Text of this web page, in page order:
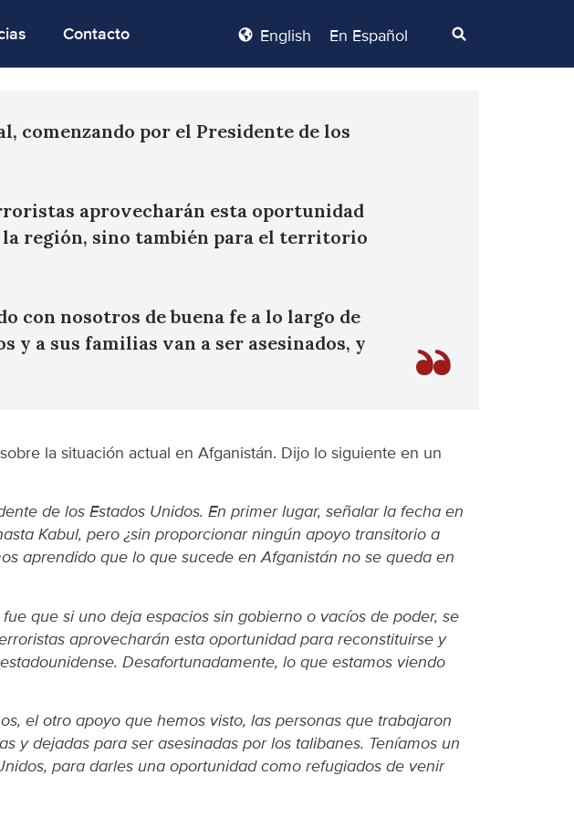
Contacto English En Español
comenzando por el Presidente de los
aprovecharán esta oportunidad
región, sino también para el territorio
con nosotros de buena fe a lo largo de
y a sus familias van a ser asesinados, y
la situación actual en Afganistán. Dijo lo siguiente en un
de los Estados Unidos. En primer lugar, señalar la fecha en
Kabul, pero ¿sin proporcionar ningún apoyo transitorio a
aprendido que lo que sucede en Afganistán no se queda en
que si uno deja espacios sin gobierno o vacíos de poder, se
aprovecharán esta oportunidad para reconstituirse y
Desafortunadamente, lo que estamos viendo
el otro apoyo que hemos visto, las personas que trabajaron
y dejadas para ser asesinadas por los talibanes. Teníamos un
para darles una oportunidad como refugiados de venir